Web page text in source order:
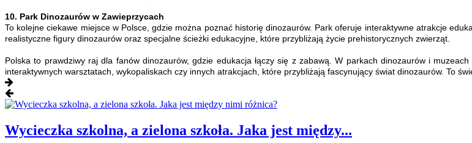
10. Park Dinozaurów w Zawieprzycach
To kolejne ciekawe miejsce w Polsce, gdzie można poznać historię dinozaurów. Park oferuje interaktywne atrakcje
realistyczne figury dinozaurów oraz specjalne ścieżki edukacyjne, które przybliżają życie prehistorycznych zwierząt.
Polska to prawdziwy raj dla fanów dinozaurów, gdzie edukacja łączy się z zabawą. W parkach dinozaurów i
interaktywnych warsztatach, wykopaliskach czy innych atrakcjach, które przybliżają fascynujący świat dinozaurów. To
Wycieczka szkolna, a zielona szkoła. Jaka jest między...